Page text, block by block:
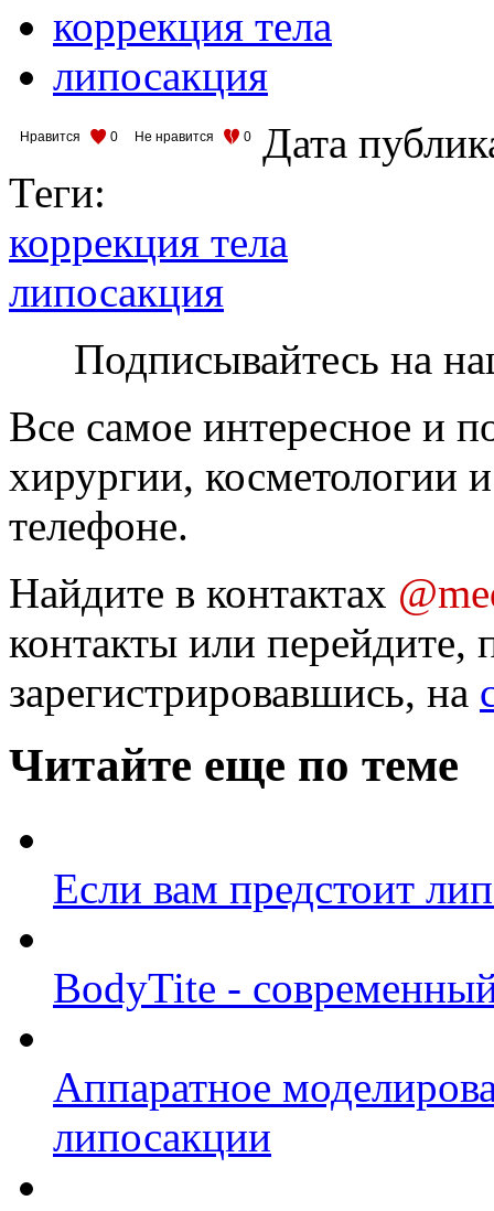
коррекция тела
липосакция
Нравится 0 Не нравится 0
Дата
Теги:
коррекция тела
липосакция
Подписывайтесь на
Все самое интересное и
хирургии, косметологии
телефоне.
Найдите в контактах
контакты или перейдите,
зарегистрировавшись, на
Читайте еще по теме
Если вам предстоит
BodyTite -
Аппаратное
липосакции